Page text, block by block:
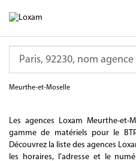
Meurthe-et-Moselle
Les agences Loxam Meurthe-
gamme de matériels pour le
Découvrez la liste des agences
les horaires, l'adresse et le